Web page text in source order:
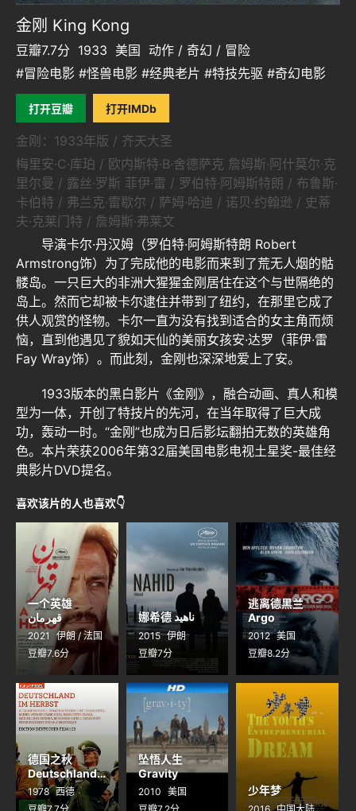
金刚 King Kong
豆瓣7.7分 1933 美国 动作 / 奇幻 / 冒险
#冒险电影 #怪兽电影 #经典老片 #特技先驱 #奇幻电影
打开豆瓣 打开IMDb
金刚：1933年版 / 齐天大圣
梅里安·C·库珀 / 欧内斯特·B·舍德萨克 詹姆斯·阿什莫尔·克
里尔曼 / 露丝·罗斯 菲伊·雷 / 罗伯特·阿姆斯特朗 / 布鲁斯·
卡伯特 / 弗兰克·雷歇尔 / 萨姆·哈迪 / 诺贝·约翰逊 / 史蒂
夫·克莱门特 / 詹姆斯·弗莱文
导演卡尔·丹汉姆（罗伯特·阿姆斯特朗 Robert
Armstrong饰）为了完成他的电影而来到了荒无人烟的骷
髅岛。一只巨大的非洲大猩猩金刚居住在这个与世隔绝的
岛上。然而它却被卡尔逮住并带到了纽约，在那里它成了
供人观赏的怪物。卡尔一直为没有找到适合的女主角而烦
恼，直到他遇见了貌如天仙的美丽女孩安·达罗（菲伊·雷
Fay Wray饰）。而此刻，金刚也深深地爱上了安。
1933版本的黑白影片《金刚》，融合动画、真人和模
型为一体，开创了特技片的先河，在当年取得了巨大成
功，轰动一时。“金刚”也成为日后影坛翻拍无数的英雄角
色。本片荣获2006年第32届美国电影电视土星奖-最佳经
典影片DVD提名。
喜欢该片的人也喜欢👇
一个英雄
قهرمان
2021
伊朗 / 法国
豆瓣7.6分
娜希德 ناهید
2015 伊朗
豆瓣7分
逃离德黑兰
Argo
2012 美国
豆瓣8.2分
德国之秋
Deutschland
im Herbst
1978 西德
坠悟人生
Gravity
2010 美国
少年梦